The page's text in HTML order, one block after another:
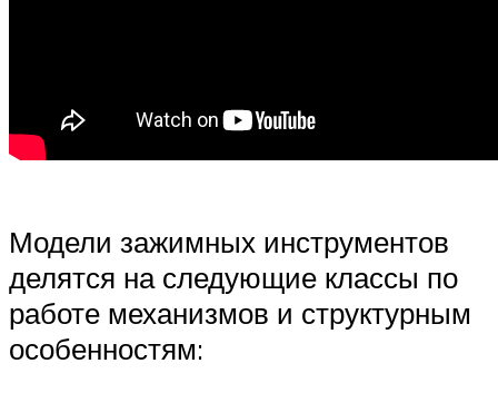
Модели зажимных инструментов
делятся на следующие классы по
работе механизмов и структурным
особенностям: